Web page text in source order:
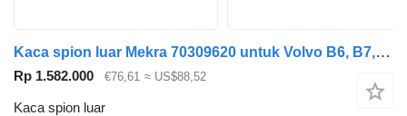
Kaca spion luar Mekra 70309620 untuk Volvo B6, B7, B9, B10, B12 bus (1978-2011)
Rp 1.582.000 €76,61 ≈ US$88,52
Kaca spion luar